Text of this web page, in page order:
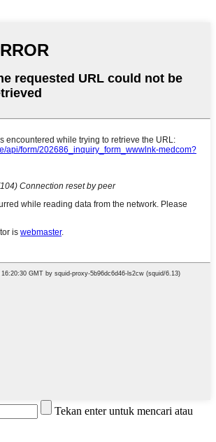
Tekan enter untuk mencari atau